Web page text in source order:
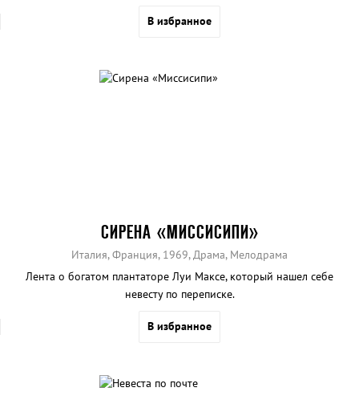
В избранное
СИРЕНА «МИССИСИПИ»
Италия, Франция, 1969, Драма, Мелодрама
Лента о богатом плантаторе Луи Максе, который нашел себе
невесту по переписке.
В избранное